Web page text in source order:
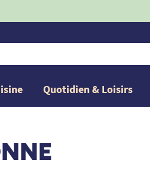
Quotidien & Loisirs